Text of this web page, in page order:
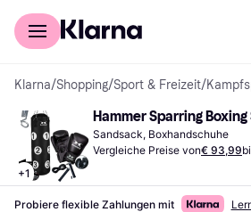
Für Shopper
Klarna/Shopping/Sport & Freizeit/
+1
Hammer Sparring Boxing
Sandsack, Boxhandschuhe
Vergleiche Preise von€ 93,99
Probiere flexible Zahlungen mit